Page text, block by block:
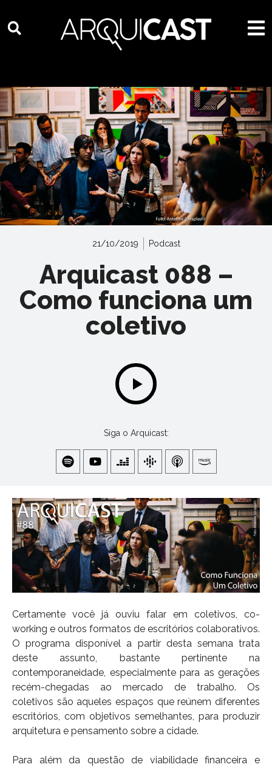
21/10/2019 Podcast
Arquicast 088 –
Como funciona um
coletivo
Siga o Arquicast:
Certamente você já ouviu falar em coletivos, co-
working e outros formatos de escritórios colaborativos.
O programa disponível a partir desta semana trata
deste assunto, bastante pertinente na
contemporaneidade, especialmente para as gerações
recém-chegadas ao mercado de trabalho. Os
coletivos são aqueles espaços que reúnem diferentes
escritórios, com objetivos semelhantes, para produzir
arquitetura e pensamento sobre a cidade.
Para além da questão de viabilidade financeira e